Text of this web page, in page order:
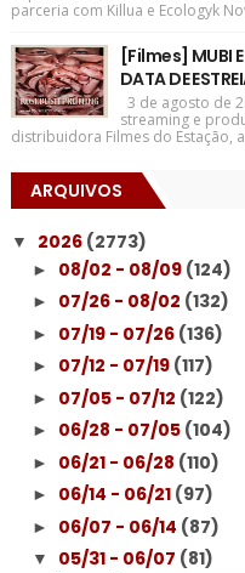
parceria com Killua e Ecologyk
[Filmes] MUBI
DATA DE
3 de agosto de
streaming e
distribuidora Filmes do Estação,
ARQUIVOS
▼ 2026 (2773)
► 08/02 - 08/09 (124)
► 07/26 - 08/02 (132)
► 07/19 - 07/26 (136)
► 07/12 - 07/19 (117)
► 07/05 - 07/12 (122)
► 06/28 - 07/05 (104)
► 06/21 - 06/28 (110)
► 06/14 - 06/21 (97)
► 06/07 - 06/14 (87)
▼ 05/31 - 06/07 (81)